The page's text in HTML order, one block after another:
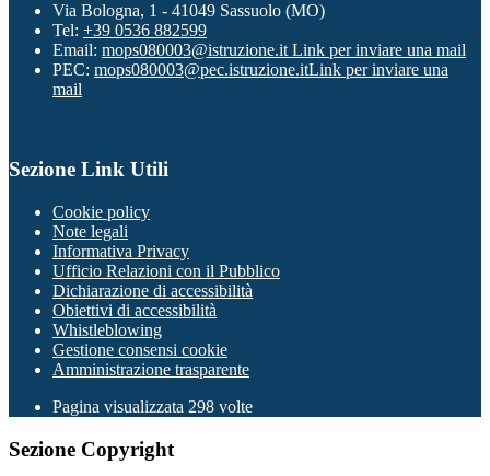
Via Bologna, 1 - 41049 Sassuolo (MO)
Tel: +39 0536 882599
Email: mops080003@istruzione.it Link per inviare una mail
PEC: mops080003@pec.istruzione.itLink per inviare una
mail
Sezione Link Utili
Cookie policy
Note legali
Informativa Privacy
Ufficio Relazioni con il Pubblico
Dichiarazione di accessibilità
Obiettivi di accessibilità
Whistleblowing
Gestione consensi cookie
Amministrazione trasparente
Pagina visualizzata 298 volte
Sezione Copyright